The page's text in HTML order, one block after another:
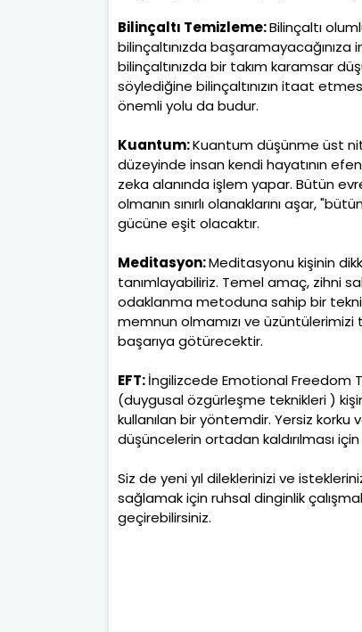
Bilinçaltı Temizleme:Bilinçaltı
bilinçaltınızda başaramayacağınıza
bilinçaltınızda bir takım karamsar
söylediğine bilinçaltınızın itaat
önemli yolu da budur.
Kuantum:Kuantum düşünme üst
düzeyinde insan kendi hayatının
zeka alanında işlem yapar. Bütün
olmanın sınırlı olanaklarını aşar,
gücüne eşit olacaktır.
Meditasyon:Meditasyonu kişinin
tanımlayabiliriz. Temel amaç, zihni
odaklanma metoduna sahip bir
memnun olmamızı ve
başarıya götürecektir.
EFT:İngilizcede Emotional Freedom
(duygusal özgürleşme teknikleri )
kullanılan bir yöntemdir. Yersiz
düşüncelerin ortadan kaldırılması
Siz de yeni yıl dileklerinizi ve
sağlamak için ruhsal dinginlik
geçirebilirsiniz.